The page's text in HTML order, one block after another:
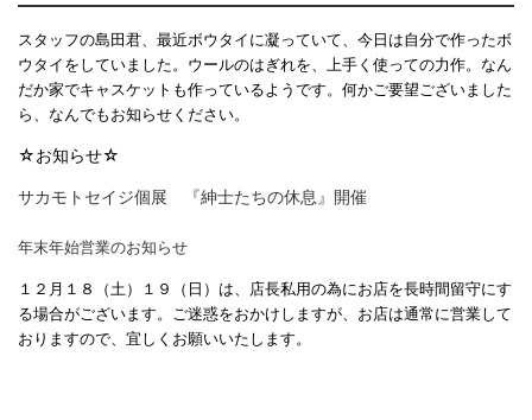
スタッフの島田君、最近ボウタイに凝っていて、今日は自分で作ったボ
ウタイをしていました。ウールのはぎれを、上手く使っての力作。なん
だか家でキャスケットも作っているようです。何かご要望ございました
ら、なんでもお知らせください。
☆お知らせ☆
サカモトセイジ個展 『紳士たちの休息』開催
年末年始営業のお知らせ
１２月１８（土）１９（日）は、店長私用の為にお店を長時間留守にす
る場合がございます。ご迷惑をおかけしますが、お店は通常に営業して
おりますので、宜しくお願いいたします。